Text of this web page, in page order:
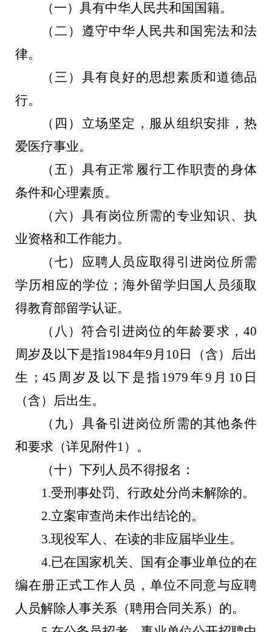
（一）具有中华人民共和国国籍。
（二）遵守中华人民共和国宪法和法
律。
（三）具有良好的思想素质和道德品
行。
（四）立场坚定，服从组织安排，热
爱医疗事业。
（五）具有正常履行工作职责的身体
条件和心理素质。
（六）具有岗位所需的专业知识、执
业资格和工作能力。
（七）应聘人员应取得引进岗位所需
学历相应的学位；海外留学归国人员须取
得教育部留学认证。
（八）符合引进岗位的年龄要求， 40
周岁及以下是指1984年9 月 10 日（含）后出
生 ；45 周岁及以下是指 1979 年9 月 10 日
（含）后出生。
（九）具备引进岗位所需的其他条件
和要求（详见附件1）。
（十）下列人员不得报名：
1.受刑事处罚、行政处分尚未解除的。
2.立案审查尚未作出结论的。
3.现役军人、在读的非应届毕业生。
4.已在国家机关、国有企事业单位的在
编在册正式工作人员，单位不同意与应聘
人员解除人事关系（聘用合同关系）的。